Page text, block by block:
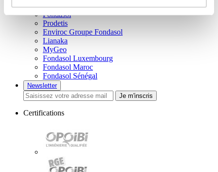
Fondasol
Prodetis
Enviroc Groupe Fondasol
Lianaka
MyGeo
Fondasol Luxembourg
Fondasol Maroc
Fondasol Sénégal
Newsletter
Je m'inscris
Certifications